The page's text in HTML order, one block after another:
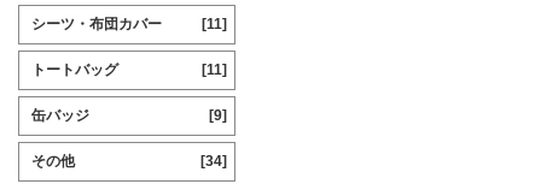
シーツ・布団カバー [11]
トートバッグ [11]
缶バッジ [9]
その他 [34]